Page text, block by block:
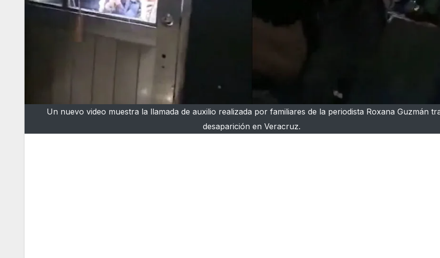
Un nuevo video muestra la llamada de auxilio realizada por familiares de la periodista Roxana Guzmán
desaparición en Veracruz.